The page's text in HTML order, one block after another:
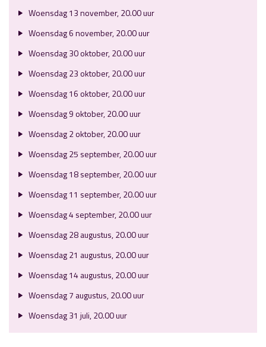
Woensdag 13 november, 20.00 uur
Woensdag 6 november, 20.00 uur
Woensdag 30 oktober, 20.00 uur
Woensdag 23 oktober, 20.00 uur
Woensdag 16 oktober, 20.00 uur
Woensdag 9 oktober, 20.00 uur
Woensdag 2 oktober, 20.00 uur
Woensdag 25 september, 20.00 uur
Woensdag 18 september, 20.00 uur
Woensdag 11 september, 20.00 uur
Woensdag 4 september, 20.00 uur
Woensdag 28 augustus, 20.00 uur
Woensdag 21 augustus, 20.00 uur
Woensdag 14 augustus, 20.00 uur
Woensdag 7 augustus, 20.00 uur
Woensdag 31 juli, 20.00 uur